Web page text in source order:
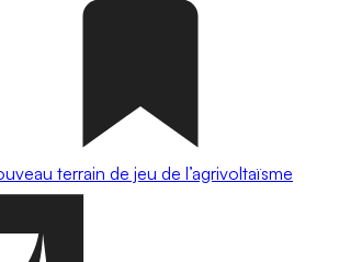
terrain de jeu de l’agrivoltaïsme